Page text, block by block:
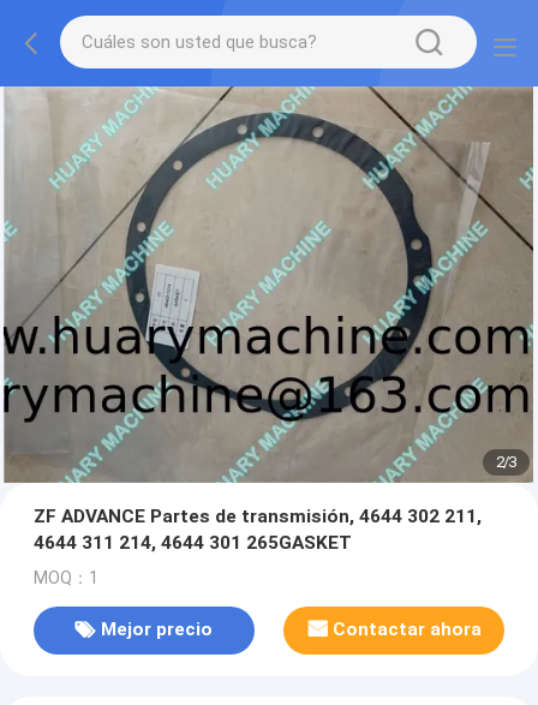
2/3
ZF ADVANCE Partes de transmisión, 4644 302 211,
4644 311 214, 4644 301 265GASKET
MOQ：1
Mejor precio Contactar ahora